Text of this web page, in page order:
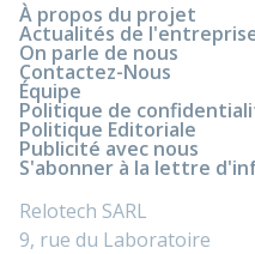
À propos du projet
Actualités de
On parle de nous
Contactez-Nous
Équipe
Politique de
Politique Editoriale
Publicité avec nous
S'abonner à la lettre
Relotech SARL
9, rue du Laboratoire